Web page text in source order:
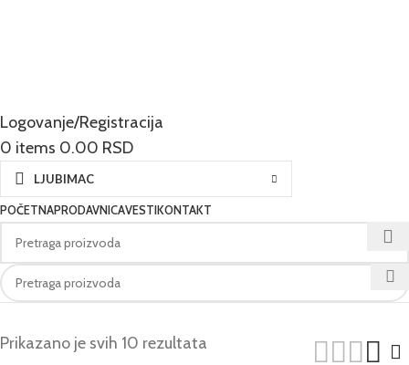
Logovanje/Registracija
0 items 0.00 RSD
LJUBIMAC
POČETNAPRODAVNICAVESTIKONTAKT
Prikazano je svih 10 rezultata